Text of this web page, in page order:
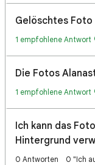
Gelöschtes Foto
1 empfohlene Antwort
Die Fotos
1 empfohlene Antwort
Ich kann das
Hintergrund
0 Antworten 0 "Ich